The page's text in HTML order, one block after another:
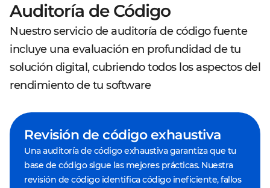
Auditoría de Código
Nuestro servicio de auditoría de código fuente
incluye una evaluación en profundidad de tu
solución digital, cubriendo todos los aspectos del
rendimiento de tu software
Revisión de código exhaustiva
Una auditoría de código exhaustiva garantiza que tu
base de código sigue las mejores prácticas. Nuestra
revisión de código identifica código ineficiente, fallos